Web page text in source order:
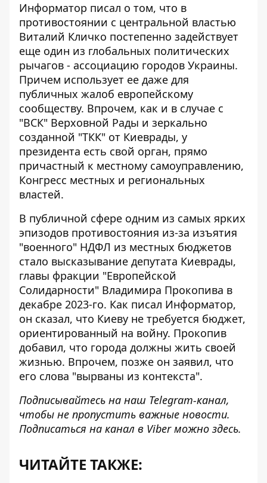
Информатор писал о том, что в
противостоянии с центральной властью
Виталий Кличко постепенно задействует
еще один из глобальных политических
рычагов - ассоциацию городов Украины.
Причем использует ее даже для
публичных жалоб европейскому
сообществу. Впрочем, как и в случае с
"ВСК" Верховной Рады и зеркально
созданной "ТКК" от Киеврады, у
президента есть свой орган, прямо
причастный к местному самоуправлению,
Конгресс местных и региональных
властей.
В публичной сфере одним из самых ярких
эпизодов противостояния из-за изъятия
"военного" НДФЛ из местных бюджетов
стало высказывание депутата Киеврады,
главы фракции "Европейской
Солидарности" Владимира Прокопива в
декабре 2023-го. Как писал Информатор,
он сказал, что Киеву не требуется бюджет,
ориентированный на войну. Прокопив
добавил, что города должны жить своей
жизнью. Впрочем, позже он заявил, что
его слова "вырваны из контекста".
Подписывайтесь на наш Telegram-канал,
чтобы не пропустить важные новости.
Подписаться на канал в Viber можно здесь.
ЧИТАЙТЕ ТАКЖЕ: